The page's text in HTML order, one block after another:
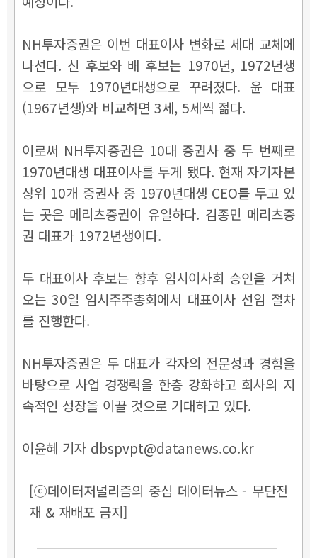
NH투자증권은 이번 대표이사 변화로 세대 교체에
나선다. 신 후보와 배 후보는 1970년, 1972년생
으로 모두 1970년대생으로 꾸려졌다. 윤 대표
(1967년생)와 비교하면 3세, 5세씩 젊다.
이로써 NH투자증권은 10대 증권사 중 두 번째로
1970년대생 대표이사를 두게 됐다. 현재 자기자본
상위 10개 증권사 중 1970년대생 CEO를 두고 있
는 곳은 메리츠증권이 유일하다. 김종민 메리츠증
권 대표가 1972년생이다.
두 대표이사 후보는 향후 임시이사회 승인을 거쳐
오는 30일 임시주주총회에서 대표이사 선임 절차
를 진행한다.
NH투자증권은 두 대표가 각자의 전문성과 경험을
바탕으로 사업 경쟁력을 한층 강화하고 회사의 지
속적인 성장을 이끌 것으로 기대하고 있다.
이윤혜 기자 dbspvpt@datanews.co.kr
[ⓒ데이터저널리즘의 중심 데이터뉴스 - 무단전
재 & 재배포 금지]